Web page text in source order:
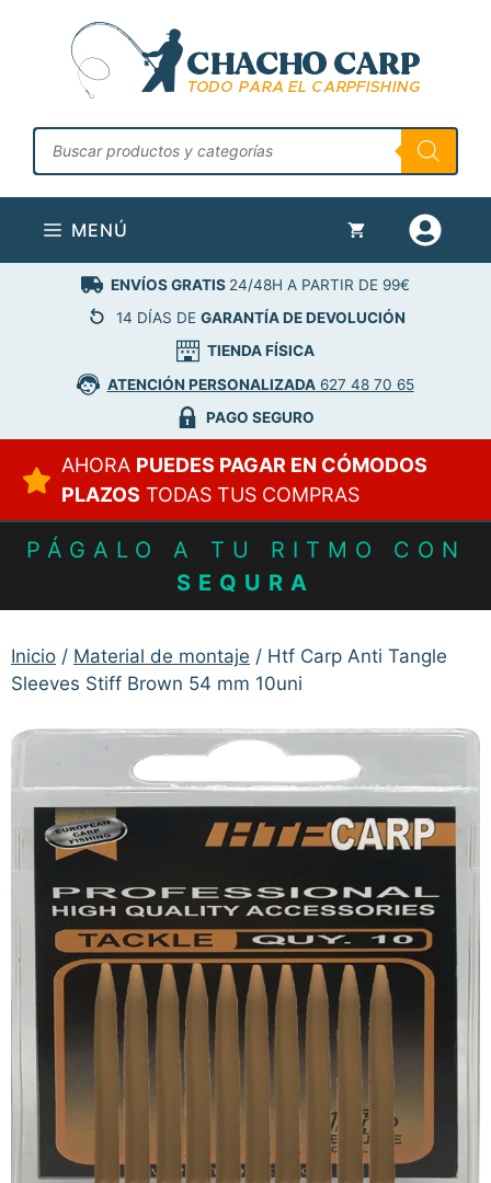
contenido
Búsqueda
de
productos
MENÚ
ENVÍOS GRATIS 24/48H A PARTIR DE 99€
14 DÍAS DE GARANTÍA DE DEVOLUCIÓN
TIENDA FÍSICA
ATENCIÓN PERSONALIZADA627 48 70 65
PAGO SEGURO
AHORA PUEDES PAGAR EN CÓMODOS
PLAZOS TODAS TUS COMPRAS
PÁGALO A TU RITMO CON
SEQURA
Inicio / Material de montaje / Htf Carp Anti Tangle
Sleeves Stiff Brown 54 mm 10uni